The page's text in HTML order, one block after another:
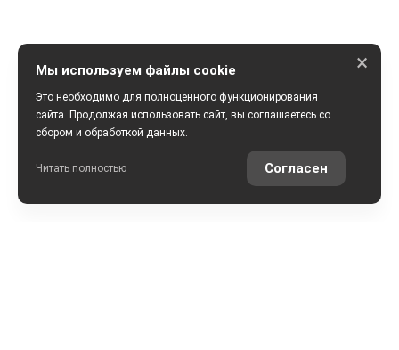
ПОЛУЧИТЬ КОНСУЛЬТАЦИЮ
Мы используем файлы cookie
Это необходимо для полноценного функционирования
сайта. Продолжая использовать сайт, вы соглашаетесь со
сбором и обработкой данных.
Читать полностью Согласен
×